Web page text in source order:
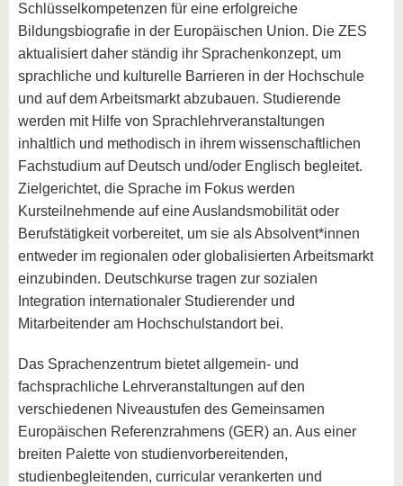
Schlüsselkompetenzen für eine erfolgreiche
Bildungsbiografie in der Europäischen Union. Die ZES
aktualisiert daher ständig ihr Sprachenkonzept, um
sprachliche und kulturelle Barrieren in der Hochschule
und auf dem Arbeitsmarkt abzubauen. Studierende
werden mit Hilfe von Sprachlehrveranstaltungen
inhaltlich und methodisch in ihrem wissenschaftlichen
Fachstudium auf Deutsch und/oder Englisch begleitet.
Zielgerichtet, die Sprache im Fokus werden
Kursteilnehmende auf eine Auslandsmobilität oder
Berufstätigkeit vorbereitet, um sie als Absolvent*innen
entweder im regionalen oder globalisierten Arbeitsmarkt
einzubinden. Deutschkurse tragen zur sozialen
Integration internationaler Studierender und
Mitarbeitender am Hochschulstandort bei.
Das Sprachenzentrum bietet allgemein- und
fachsprachliche Lehrveranstaltungen auf den
verschiedenen Niveaustufen des Gemeinsamen
Europäischen Referenzrahmens (GER) an. Aus einer
breiten Palette von studienvorbereitenden,
studienbegleitenden, curricular verankerten und